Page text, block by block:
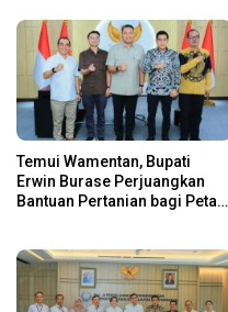
Temui Wamentan, Bupati
Erwin Burase Perjuangkan
Bantuan Pertanian bagi Petani